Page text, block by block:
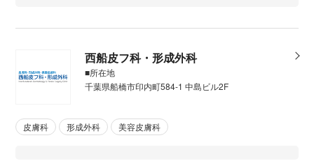
西船皮フ科・形成外科
■所在地
千葉県船橋市印内町584-1 中島ビル2F
皮膚科 形成外科 美容皮膚科